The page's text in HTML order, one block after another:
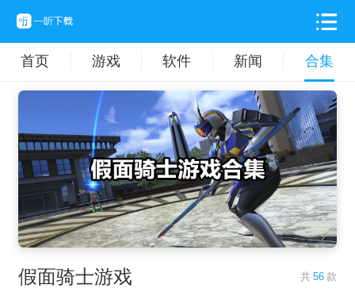
首页 游戏 软件 新闻 合集
假面骑士游戏 共 56 款